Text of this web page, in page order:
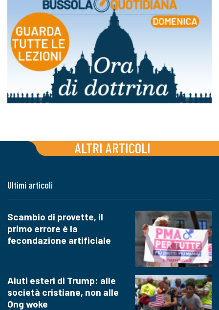
ALTRI ARTICOLI
Ultimi articoli
Scambio di provette, il
primo errore è la
fecondazione artificiale
Aiuti esteri di Trump: alle
società cristiane, non alle
Ong woke